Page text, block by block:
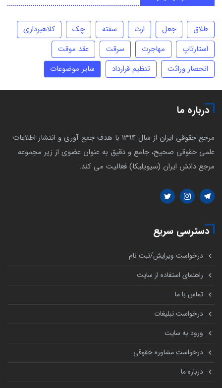
طلاق جعل ارث سفته چک
کلاهبرداری
استارتاپ
مهاجرت سرقت
عقد موقت
انحصار وراثت
تنظیم قرارداد سایر موضوعات
درباره ما
مرجع حقوقی ایران از سال 1394 با هدف جمع آوری و انتشار اطلاعات
علمی حقوقی صحیح، جامع و دقیق به عنوان عضوی از زیر مجموعه
مرجع دانش ایران (سیویلیکا) فعالیت می کند.
دسترسی سریع
درخواست ویرایش/ثبت نام
راهنمای استفاده از سایت
تماس با ما
درخواست تبلیغات
ورود به سایت
درخواست مشاوره حقوقی
درباره ما